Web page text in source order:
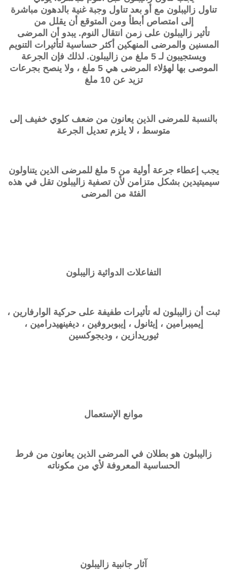
تناولزاليبلون مع أو بعد تناول وجبة غنية بالدهون مباشرة
إلى امتصاص أبطأ ومن المتوقع أن يقلل من
تأثير زاليبلون على زمن انتقال النوم. يبدو أن المرضى
المسنين والمرضى المنهكين أكثر حساسية لتأثيرات التنويم
ويستجيبون لـ 5 ملغ من
زاليبلون. لذلك فإن الجرعة
الموصى بها لهؤلاء المرضى هي 5 ملغ ، ولا ينصح بجرعات
تزيد عن 10 ملغ
بالنسبة للمرضى الذين يعانون من ضعف كلوي خفيف إلى
متوسط ​​، لا يلزم تعديل الجرعة
يجب إعطاء جرعة أولية من 5 ملغ للمرضى الذين يتناولون
سيميتيدين بشكل متزامن لأن تصفيةزاليبلون تقل في هذه
الفئة من المرضى
التفاعلات الدوائية زاليبلون
ثبت أن زاليبلون له تأثيرات طفيفة على حركية الوارفارين ،
إيميبرامين ، إيثانول ، إيبوبروفين ، ديفينهيدرامين ،
ثيوريدازين ، وديجوكسين
موانع الإستعمال
زاليبلون هو بطلان في المرضى الذين يعانون من فرط
الحساسية المعروفة لأي من مكوناته
آثار جانبية زاليبلون